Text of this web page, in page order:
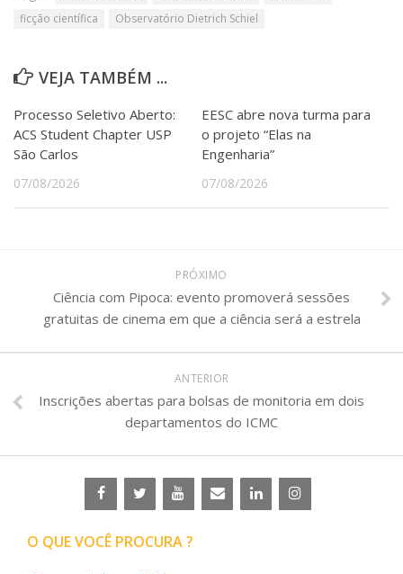
ficção científica
Observatório Dietrich Schiel
VEJA TAMBÉM ...
Processo Seletivo Aberto:
ACS Student Chapter USP
São Carlos
07/08/2026
EESC abre nova turma para
o projeto “Elas na
Engenharia”
07/08/2026
PRÓXIMO
Ciência com Pipoca: evento promoverá sessões
gratuitas de cinema em que a ciência será a estrela
ANTERIOR
Inscrições abertas para bolsas de monitoria em dois
departamentos do ICMC
O QUE VOCÊ PROCURA ?